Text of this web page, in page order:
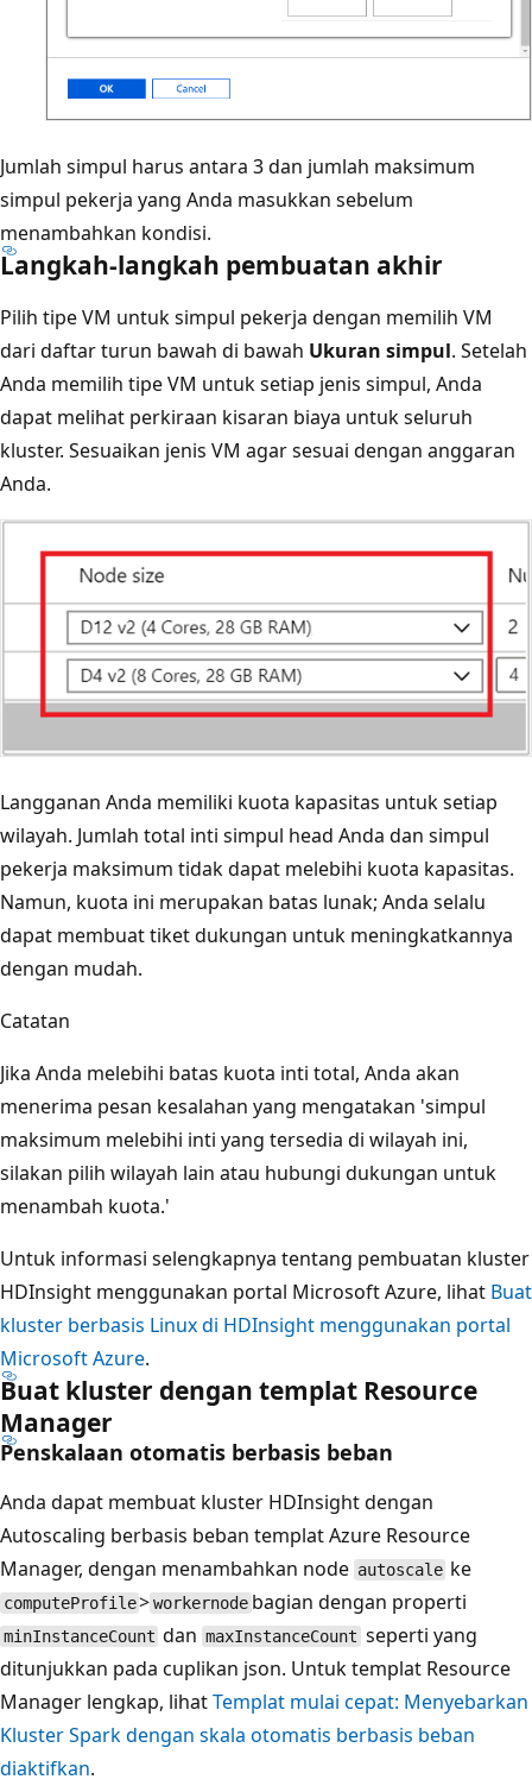
Jumlah simpul harus antara 3 dan jumlah maksimum
simpul pekerja yang Anda masukkan sebelum
menambahkan kondisi.
Langkah-langkah pembuatan akhir
Pilih tipe VM untuk simpul pekerja dengan memilih VM
dari daftar turun bawah di bawah Ukuran simpul. Setelah
Anda memilih tipe VM untuk setiap jenis simpul, Anda
dapat melihat perkiraan kisaran biaya untuk seluruh
kluster. Sesuaikan jenis VM agar sesuai dengan anggaran
Anda.
Langganan Anda memiliki kuota kapasitas untuk setiap
wilayah. Jumlah total inti simpul head Anda dan simpul
pekerja maksimum tidak dapat melebihi kuota kapasitas.
Namun, kuota ini merupakan batas lunak; Anda selalu
dapat membuat tiket dukungan untuk meningkatkannya
dengan mudah.
Catatan
Jika Anda melebihi batas kuota inti total, Anda akan
menerima pesan kesalahan yang mengatakan 'simpul
maksimum melebihi inti yang tersedia di wilayah ini,
silakan pilih wilayah lain atau hubungi dukungan untuk
menambah kuota.'
Untuk informasi selengkapnya tentang pembuatan kluster
HDInsight menggunakan portal Microsoft Azure, lihat Buat
kluster berbasis Linux di HDInsight menggunakan portal
Microsoft Azure.
Buat kluster dengan templat Resource
Manager
Penskalaan otomatis berbasis beban
Anda dapat membuat kluster HDInsight dengan
Autoscaling berbasis beban templat Azure Resource
Manager, dengan menambahkan node autoscale ke
computeProfile>workernode bagian dengan properti
minInstanceCount dan maxInstanceCount seperti yang
ditunjukkan pada cuplikan json. Untuk templat Resource
Manager lengkap, lihatTemplat mulai cepat: Menyebarkan
Kluster Spark dengan skala otomatis berbasis beban
diaktifkan.